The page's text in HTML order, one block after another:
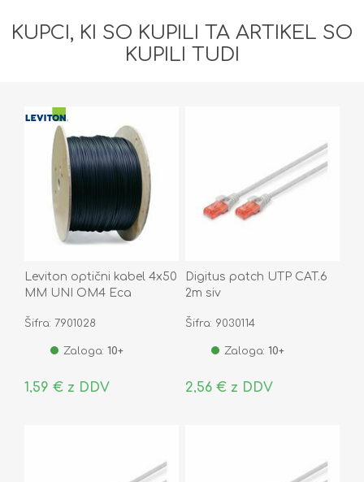
KUPCI, KI SO KUPILI TA ARTIKEL SO
KUPILI TUDI
Leviton optični kabel 4x50
MM UNI OM4 Eca
Šifra: 7901028
Zaloga: 10+
1,59 € z DDV
Digitus patch UTP CAT.6
2m siv
Šifra: 9030114
Zaloga: 10+
2,56 € z DDV